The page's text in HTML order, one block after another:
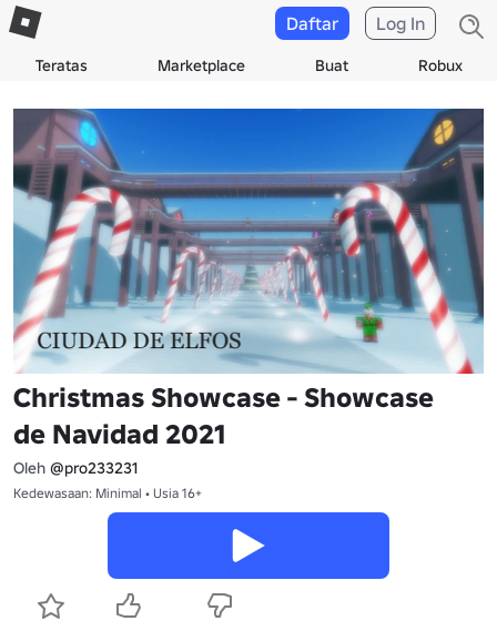
Teratas Marketplace Buat Robux
Daftar Log In
Christmas Showcase - Showcase
de Navidad 2021
Oleh @pro233231
Kedewasaan: Minimal • Usia 16+